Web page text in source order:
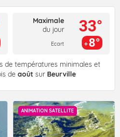
Maximale
du jour
Ecart
33°
8°
de températures minimales et
de août sur Beurville
ANIMATION SATELLITE